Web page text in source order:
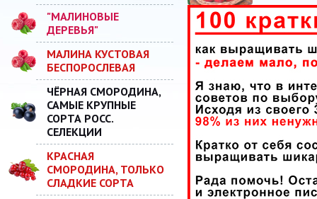
"МАЛИНОВЫЕ
ДЕРЕВЬЯ"
МАЛИНА КУСТОВАЯ
БЕСПОРОСЛЕВАЯ
ЧЁРНАЯ СМОРОДИНА,
САМЫЕ КРУПНЫЕ
СОРТА РОСС.
СЕЛЕКЦИИ
КРАСНАЯ
СМОРОДИНА, ТОЛЬКО
СЛАДКИЕ СОРТА